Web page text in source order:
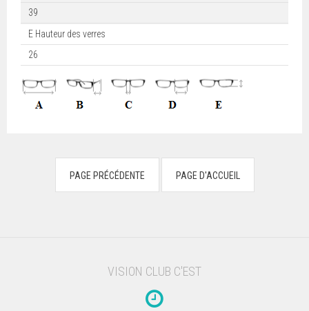
39
E Hauteur des verres
26
VISION CLUB C'EST